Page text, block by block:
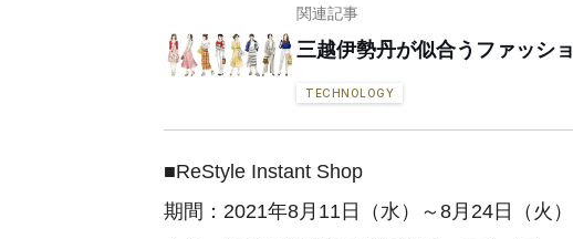
関連記事
三越伊勢丹が似合うファッシ
TECHNOLOGY
■ReStyle Instant Shop
期間：2021年8月11日（水）～8月24日（火）